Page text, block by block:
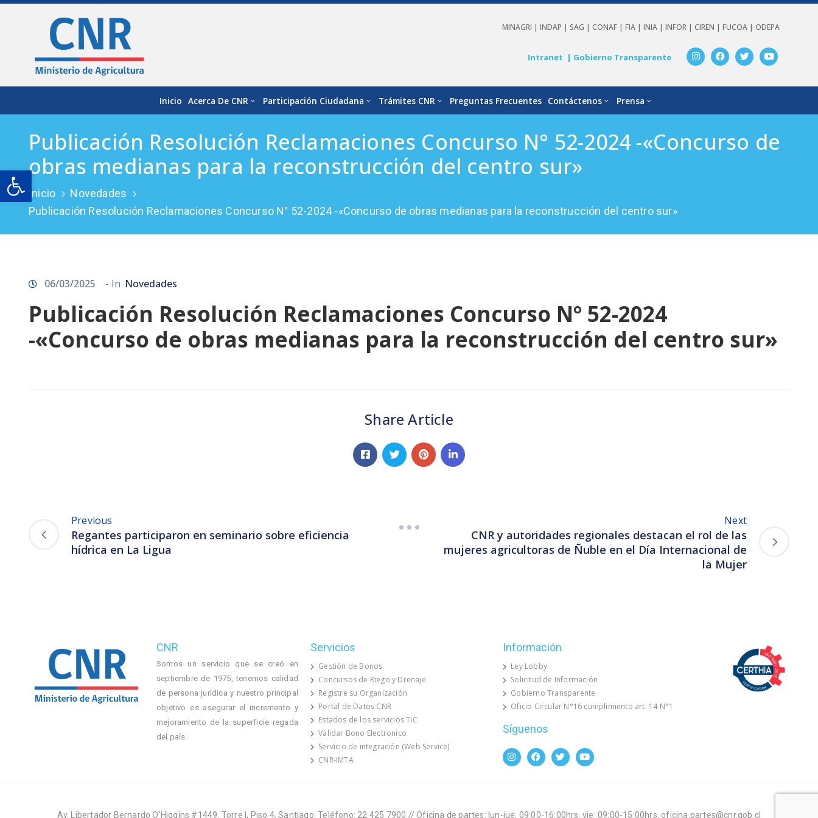
Open toolbar
MINAGRI |INDAP | SAG | CONAF |FIA |INIA |INFOR | CIREN |FUCOA | ODEPA
Intranet | Gobierno Transparente
Inicio Acerca De CNR Participación Ciudadana Trámites CNR Preguntas Frecuentes Contáctenos Prensa
Publicación Resolución Reclamaciones Concurso N° 52-2024 -«Concurso de
obras medianas para la reconstrucción del centro sur»
Inicio
Novedades
Publicación Resolución Reclamaciones Concurso N° 52-2024 -«Concurso de obras medianas para la reconstrucción del centro sur»
06/03/2025 - In Novedades
Publicación Resolución Reclamaciones Concurso N° 52-2024
-«Concurso de obras medianas para la reconstrucción del centro sur»
Share Article
Previous
Regantes participaron en seminario sobre eficiencia
hídrica en La Ligua
Next
CNR y autoridades regionales destacan el rol de las
mujeres agricultoras de Ñuble en el Día Internacional de
la Mujer
CNR
Somos un servicio que se creó en
septiembre de 1975, tenemos calidad
de persona jurídica y nuestro principal
objetivo es asegurar el incremento y
mejoramiento de la superficie regada
del país.
Servicios
Gestión de Bonos
Concursos de Riego y Drenaje
Registre su Organización
Portal de Datos CNR
Estados de los servicios TIC
Validar Bono Electronico
Servicio de integración (Web Service)
CNR-IMTA
Información
Ley Lobby
Solicitud de Información
Gobierno Transparente
Oficio Circular N°16 cumplimiento art. 14 N°1
Síguenos
Av. Libertador Bernardo O'Higgins #1449, Torre I, Piso 4, Santiago. Teléfono: 22 425 7900 // Oficina de partes: lun-jue: 09:00-16:00hrs. vie: 09:00-15:00hrs. oficina.partes@cnr.gob.cl